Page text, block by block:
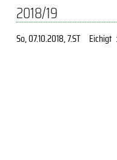
2018/19
So, 07.10.2018, 7.ST Eichigt :